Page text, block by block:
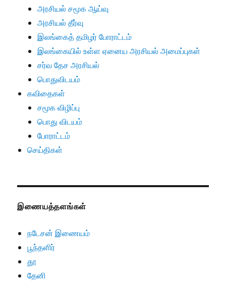
அரசியல் சமூக ஆய்வு
அரசியல் தீர்வு
இலங்கைத் தமிழர் போராட்டம்
இலங்கையில் உள்ள ஏனைய அரசியல் அமைப்புகள்
சர்வ தேச அரசியல்
பொதுவிடயம்
கவிதைகள்
சமூக விழிப்பு
பொது விடயம்
போராட்டம்
செய்திகள்
இணையத்தளங்கள்
நடேசன் இணையம்
பூந்தளிர்
தூ
தேனி